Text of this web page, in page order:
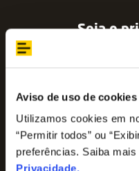
Aviso de uso de cookies
Utilizamos cookies em
“Permitir todos” ou
preferências. Saiba
Privacidade.
Seja o
Assine nossa
das últimas
Nome
E-mail